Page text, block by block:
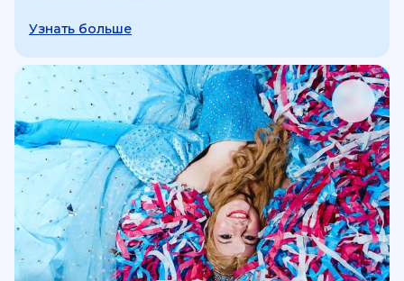
Узнать больше